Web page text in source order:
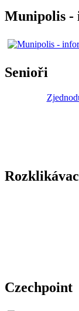
Munipolis -
Senioři
Czechpoint